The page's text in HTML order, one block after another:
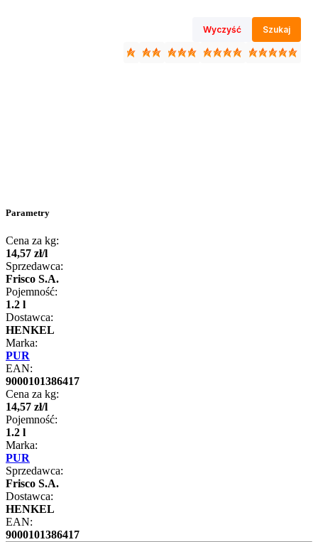
Wyczyść Szukaj
Parametry
Cena za kg:
14,57 zł/l
Sprzedawca:
Frisco S.A.
Pojemność:
1.2 l
Dostawca:
HENKEL
Marka:
PUR
EAN:
9000101386417
Cena za kg:
14,57 zł/l
Pojemność:
1.2 l
Marka:
PUR
Sprzedawca:
Frisco S.A.
Dostawca:
HENKEL
EAN:
9000101386417